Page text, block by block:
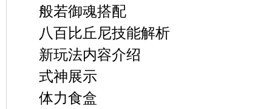
般若御魂搭配
八百比丘尼技能解析
新玩法内容介绍
式神展示
体力食盒